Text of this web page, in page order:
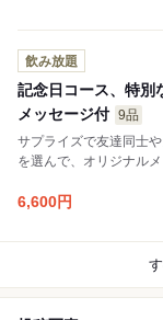
飲み放題
記念日コース、特別
メッセージ付 9品
サプライズで友達同士
を選んで、オリジナル
ご了承ください。
6,600円